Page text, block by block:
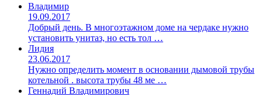
Владимир
19.09.2017
Добрый день. В многоэтажном доме на чердаке нужно
установить унитаз, но есть тол …
Лидия
23.06.2017
Нужно определить момент в основании дымовой трубы
котельной . высота трубы 48 ме …
Геннадий Владимирович